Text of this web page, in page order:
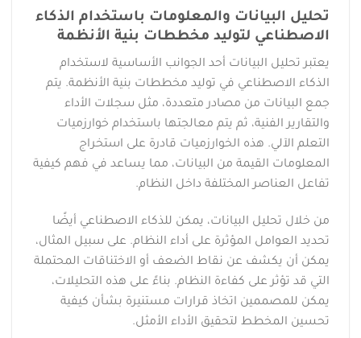
تحليل البيانات والمعلومات باستخدام الذكاء
الاصطناعي لتوليد مخططات بنية الأنظمة
يعتبر تحليل البيانات أحد الجوانب الأساسية لاستخدام
الذكاء الاصطناعي في توليد مخططات بنية الأنظمة. يتم
جمع البيانات من مصادر متعددة، مثل سجلات الأداء
والتقارير الفنية، ثم يتم معالجتها باستخدام خوارزميات
التعلم الآلي. هذه الخوارزميات قادرة على استخراج
المعلومات القيمة من البيانات، مما يساعد في فهم كيفية
تفاعل العناصر المختلفة داخل النظام.
من خلال تحليل البيانات، يمكن للذكاء الاصطناعي أيضًا
تحديد العوامل المؤثرة على أداء النظام. على سبيل المثال،
يمكن أن يكشف عن نقاط الضعف أو الاختناقات المحتملة
التي قد تؤثر على كفاءة النظام. بناءً على هذه التحليلات،
يمكن للمصممين اتخاذ قرارات مستنيرة بشأن كيفية
تحسين المخطط لتحقيق الأداء الأمثل.